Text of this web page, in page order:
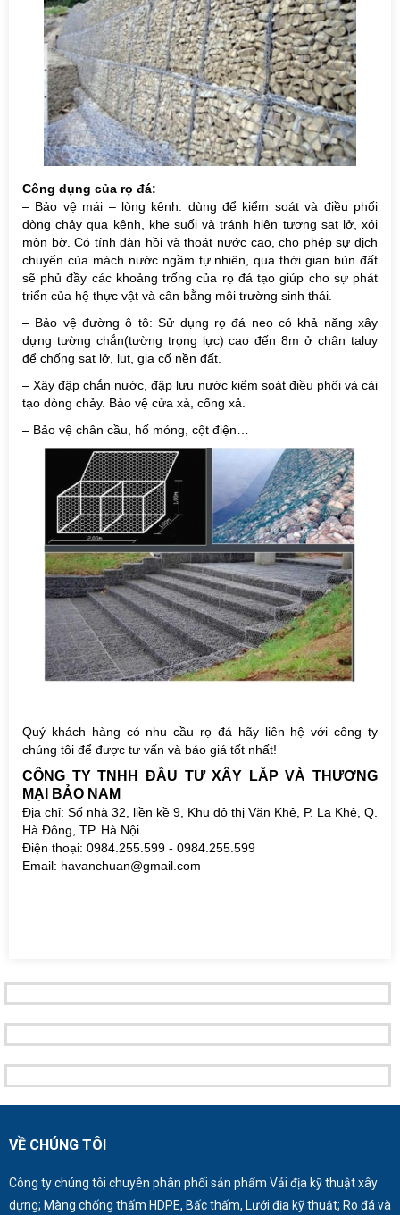
Công dụng của rọ đá:
– Bảo vệ mái – lòng kênh: dùng để kiểm soát và điều phối
dòng chảy qua kênh, khe suối và tránh hiện tượng sạt lở, xói
mòn bờ. Có tính đàn hồi và thoát nước cao, cho phép sự dịch
chuyển của mách nước ngầm tự nhiên, qua thời gian bùn đất
sẽ phủ đầy các khoảng trống của rọ đá tạo giúp cho sự phát
triển của hệ thực vật và cân bằng môi trường sinh thái.
– Bảo vệ đường ô tô: Sử dụng rọ đá neo có khả năng xây
dựng tường chắn(tường trọng lực) cao đến 8m ở chân taluy
để chống sạt lở, lụt, gia cố nền đất.
– Xây đập chắn nước, đập lưu nước kiểm soát điều phối và cải
tạo dòng chảy. Bảo vệ cửa xả, cống xả.
– Bảo vệ chân cầu, hố móng, cột điện…
Quý khách hàng có nhu cầu rọ đá hãy liên hệ với công ty
chúng tôi để được tư vấn và báo giá tốt nhất!
CÔNG TY TNHH ĐẦU TƯ XÂY LẮP VÀ THƯƠNG
MẠI BẢO NAM
Địa chỉ: Số nhà 32, liền kề 9, Khu đô thị Văn Khê, P. La Khê, Q.
Hà Đông, TP. Hà Nội
Điện thoại: 0984.255.599 - 0984.255.599
Email: havanchuan@gmail.com
VỀ CHÚNG TÔI
Công ty chúng tôi chuyên phân phối sản phẩm Vải địa kỹ thuật xây
dựng; Màng chống thấm HDPE, Bấc thấm, Lưới địa kỹ thuật; Ro đá và